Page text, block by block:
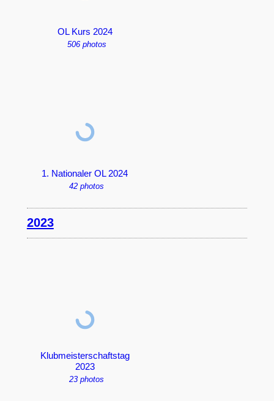
OL Kurs 2024
506 photos
1. Nationaler OL 2024
42 photos
2023
Klubmeisterschaftstag
2023
23 photos